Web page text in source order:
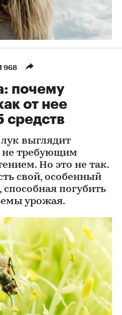
968
почему
от нее
средств
выглядит
требующим
Но это не так.
свой, особенный
погубить
урожая.